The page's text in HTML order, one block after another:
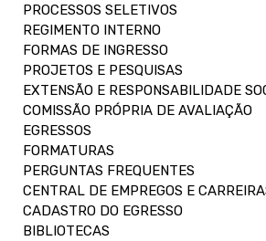
PROCESSOS SELETIVOS
REGIMENTO INTERNO
FORMAS DE INGRESSO
PROJETOS E PESQUISAS
EXTENSÃO E RESPONSABILIDADE
COMISSÃO PRÓPRIA DE AVALIAÇÃO
EGRESSOS
FORMATURAS
PERGUNTAS FREQUENTES
CENTRAL DE EMPREGOS E
CADASTRO DO EGRESSO
BIBLIOTECAS